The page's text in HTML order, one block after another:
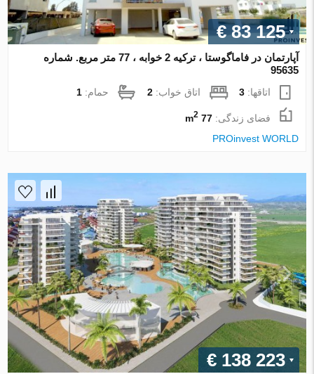
€ 83 125
آپارتمان در فاماگوستا ، ترکیه 2 خوابه ، 77 متر مربع. شماره
95635
اتاقها:3 اتاق خواب:2 حمام:1
فضای زندگی:77 m
2
PROinvest WORLD
€ 138 223